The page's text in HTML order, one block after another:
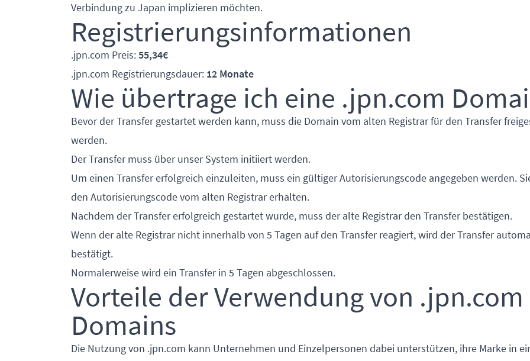
Verbindung zu Japan implizieren möchten.
Registrierungsinformationen
.jpn.com Preis:55,34€
.jpn.com Registrierungsdauer: 12 Monate
Wie übertrage ich eine .jpn.com
Bevor der Transfer gestartet werden kann, muss die Domain vom alten Registrar für den Transfer
werden.
Der Transfer muss über unser System initiiert werden.
Um einen Transfer erfolgreich einzuleiten, muss ein gültiger Autorisierungscode angegeben werden.
den Autorisierungscode vom alten Registrar erhalten.
Nachdem der Transfer erfolgreich gestartet wurde, muss der alte Registrar den Transfer bestätigen.
Wenn der alte Registrar nicht innerhalb von 5 Tagen auf den Transfer reagiert, wird der Transfer
bestätigt.
Normalerweise wird ein Transfer in 5 Tagen abgeschlossen.
Vorteile der Verwendung von .jpn.com
Domains
Die Nutzung von .jpn.com kann Unternehmen und Einzelpersonen dabei unterstützen, ihre Marke in